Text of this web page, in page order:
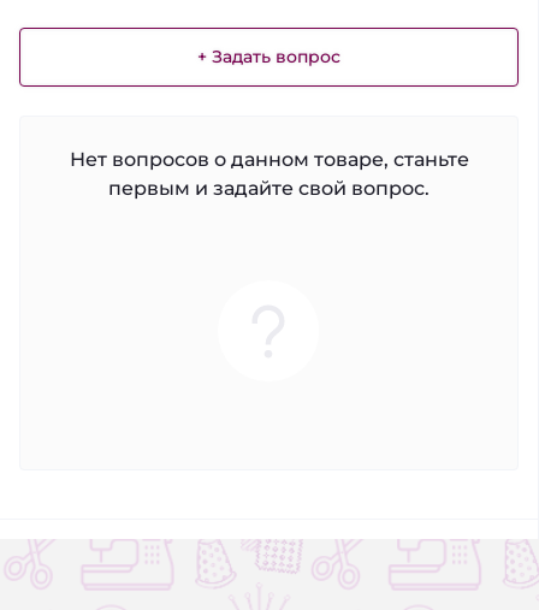
+ Задать вопрос
Нет вопросов о данном товаре, станьте
первым и задайте свой вопрос.